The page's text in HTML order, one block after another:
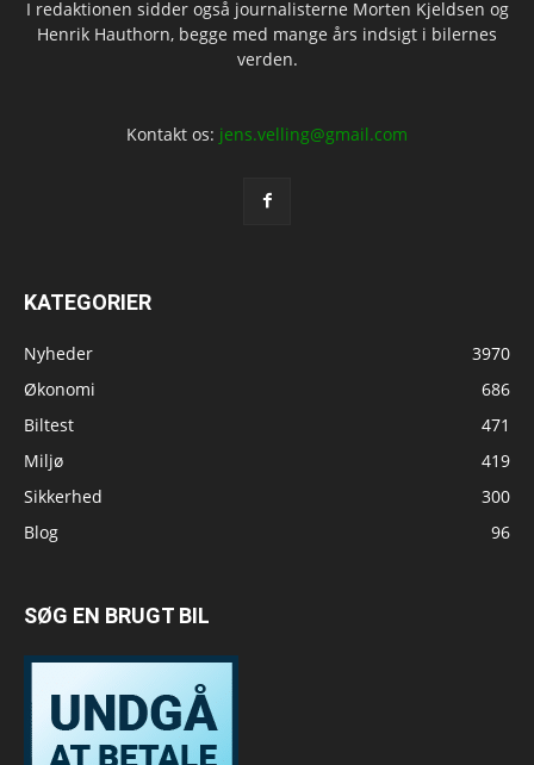
I redaktionen sidder også journalisterne Morten Kjeldsen og
Henrik Hauthorn, begge med mange års indsigt i bilernes
verden.
Kontakt os: jens.velling@gmail.com
KATEGORIER
Nyheder
3970
Økonomi
686
Biltest
471
Miljø
419
Sikkerhed
300
Blog
96
SØG EN BRUGT BIL